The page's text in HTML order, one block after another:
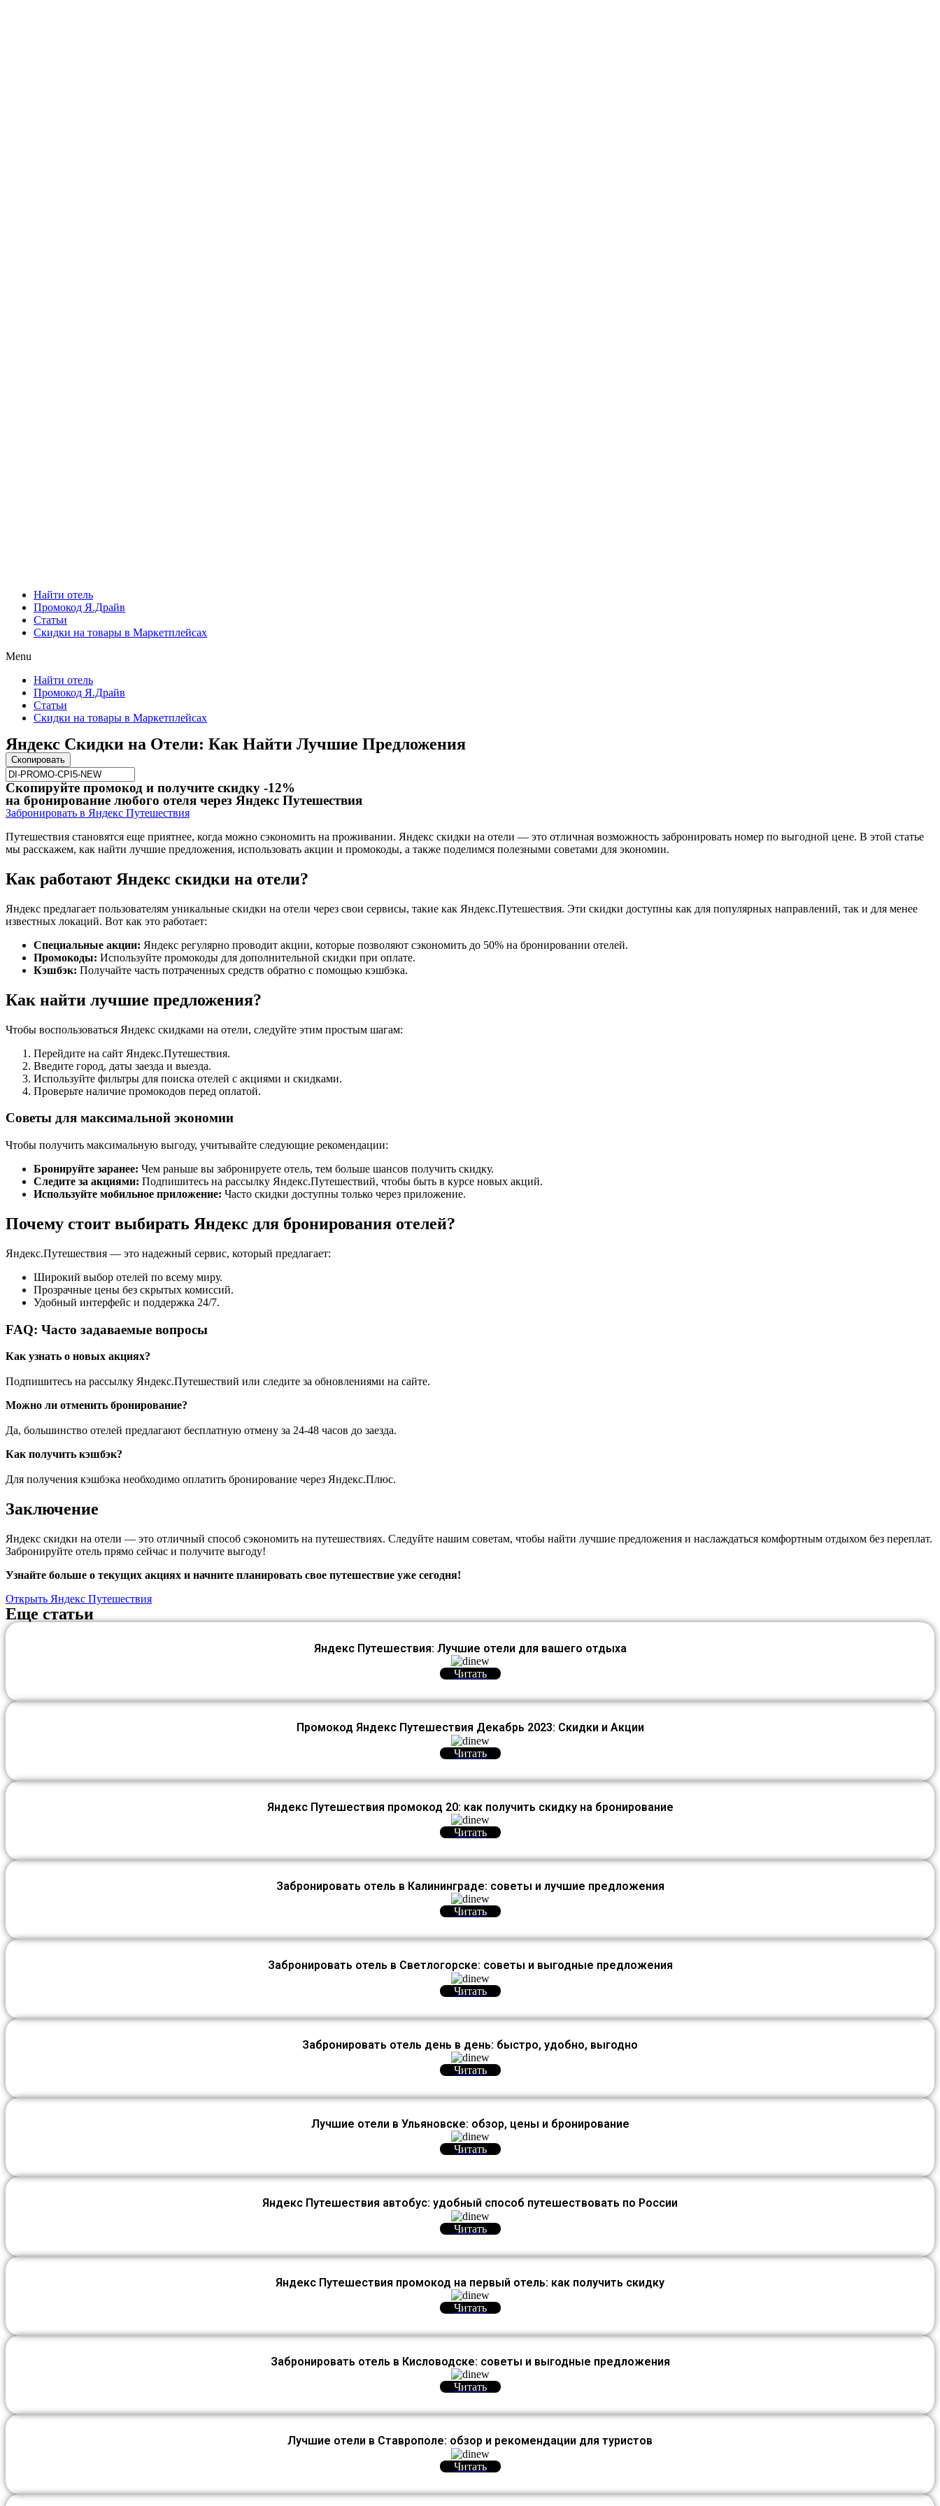
Найти отель
Промокод Я.Драйв
Статьи
Скидки на товары в Маркетплейсах
Menu
Найти отель
Промокод Я.Драйв
Статьи
Скидки на товары в Маркетплейсах
Яндекс Скидки на Отели: Как Найти Лучшие Предложения
Скопировать
Скопируйте промокод и получите скидку -12%
на бронирование любого отеля через Яндекс Путешествия
Забронировать в Яндекс Путешествия
Путешествия становятся еще приятнее, когда можно сэкономить на проживании. Яндекс скидки на отели — это отличная возможность забронировать номер по выгодной цене. В этой статье
мы расскажем, как найти лучшие предложения, использовать акции и промокоды, а также поделимся полезными советами для экономии.
Как работают Яндекс скидки на отели?
Яндекс предлагает пользователям уникальные скидки на отели через свои сервисы, такие как Яндекс.Путешествия. Эти скидки доступны как для популярных направлений, так и для менее
известных локаций. Вот как это работает:
Специальные акции: Яндекс регулярно проводит акции, которые позволяют сэкономить до 50% на бронировании отелей.
Промокоды: Используйте промокоды для дополнительной скидки при оплате.
Кэшбэк: Получайте часть потраченных средств обратно с помощью кэшбэка.
Как найти лучшие предложения?
Чтобы воспользоваться Яндекс скидками на отели, следуйте этим простым шагам:
Перейдите на сайт Яндекс.Путешествия.
Введите город, даты заезда и выезда.
Используйте фильтры для поиска отелей с акциями и скидками.
Проверьте наличие промокодов перед оплатой.
Советы для максимальной экономии
Чтобы получить максимальную выгоду, учитывайте следующие рекомендации:
Бронируйте заранее: Чем раньше вы забронируете отель, тем больше шансов получить скидку.
Следите за акциями: Подпишитесь на рассылку Яндекс.Путешествий, чтобы быть в курсе новых акций.
Используйте мобильное приложение: Часто скидки доступны только через приложение.
Почему стоит выбирать Яндекс для бронирования отелей?
Яндекс.Путешествия — это надежный сервис, который предлагает:
Широкий выбор отелей по всему миру.
Прозрачные цены без скрытых комиссий.
Удобный интерфейс и поддержка 24/7.
FAQ: Часто задаваемые вопросы
Как узнать о новых акциях?
Подпишитесь на рассылку Яндекс.Путешествий или следите за обновлениями на сайте.
Можно ли отменить бронирование?
Да, большинство отелей предлагают бесплатную отмену за 24-48 часов до заезда.
Как получить кэшбэк?
Для получения кэшбэка необходимо оплатить бронирование через Яндекс.Плюс.
Заключение
Яндекс скидки на отели — это отличный способ сэкономить на путешествиях. Следуйте нашим советам, чтобы найти лучшие предложения и наслаждаться комфортным отдыхом без переплат.
Забронируйте отель прямо сейчас и получите выгоду!
Узнайте больше о текущих акциях и начните планировать свое путешествие уже сегодня!
Открыть Яндекс Путешествия
Еще статьи
Яндекс Путешествия: Лучшие отели для вашего отдыха
Читать
Промокод Яндекс Путешествия Декабрь 2023: Скидки и Акции
Читать
Яндекс Путешествия промокод 20: как получить скидку на бронирование
Читать
Забронировать отель в Калининграде: советы и лучшие предложения
Читать
Забронировать отель в Светлогорске: советы и выгодные предложения
Читать
Забронировать отель день в день: быстро, удобно, выгодно
Читать
Лучшие отели в Ульяновске: обзор, цены и бронирование
Читать
Яндекс Путешествия автобус: удобный способ путешествовать по России
Читать
Яндекс Путешествия промокод на первый отель: как получить скидку
Читать
Забронировать отель в Кисловодске: советы и выгодные предложения
Читать
Лучшие отели в Ставрополе: обзор и рекомендации для туристов
Читать